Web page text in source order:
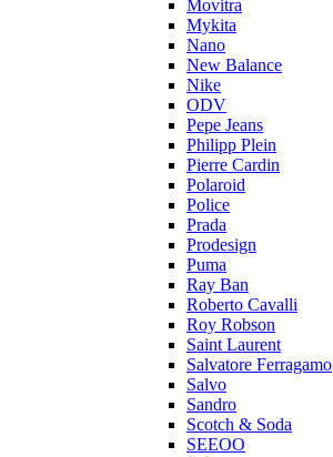
Movitra
Mykita
Nano
New Balance
Nike
ODV
Pepe Jeans
Philipp Plein
Pierre Cardin
Polaroid
Police
Prada
Prodesign
Puma
Ray Ban
Roberto Cavalli
Roy Robson
Saint Laurent
Salvatore Ferragamo
Salvo
Sandro
Scotch & Soda
SEEOO